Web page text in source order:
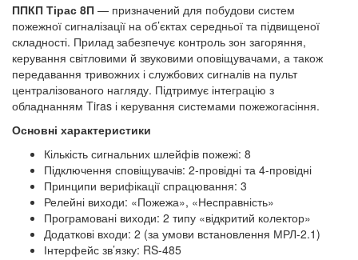
ППКП Тірас 8П — призначений для побудови систем
пожежної сигналізації на об’єктах середньої та підвищеної
складності. Прилад забезпечує контроль зон загоряння,
керування світловими й звуковими оповіщувачами, а також
передавання тривожних і службових сигналів на пульт
централізованого нагляду. Підтримує інтеграцію з
обладнанням Tiras і керування системами пожежогасіння.
Основні характеристики
Кількість сигнальних шлейфів пожежі: 8
Підключення сповіщувачів: 2-провідні та 4-провідні
Принципи верифікації спрацювання: 3
Релейні виходи: «Пожежа», «Несправність»
Програмовані виходи: 2 типу «відкритий колектор»
Додаткові входи: 2 (за умови встановлення МРЛ-2.1)
Інтерфейс зв’язку: RS-485